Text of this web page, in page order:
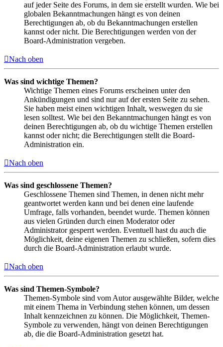
auf jeder Seite des Forums, in dem sie erstellt wurden. Wie bei
globalen Bekanntmachungen hängt es von deinen
Berechtigungen ab, ob du Bekanntmachungen erstellen
kannst oder nicht. Die Berechtigungen werden von der
Board-Administration vergeben.
Nach oben
Was sind wichtige Themen?
Wichtige Themen eines Forums erscheinen unter den
Ankündigungen und sind nur auf der ersten Seite zu sehen.
Sie haben meist einen wichtigen Inhalt, weswegen du sie
lesen solltest. Wie bei den Bekanntmachungen hängt es von
deinen Berechtigungen ab, ob du wichtige Themen erstellen
kannst oder nicht; die Berechtigungen stellt die Board-
Administration ein.
Nach oben
Was sind geschlossene Themen?
Geschlossene Themen sind Themen, in denen nicht mehr
geantwortet werden kann und bei denen eine laufende
Umfrage, falls vorhanden, beendet wurde. Themen können
aus vielen Gründen durch einen Moderator oder
Administrator gesperrt werden. Eventuell hast du auch die
Möglichkeit, deine eigenen Themen zu schließen, sofern dies
durch die Board-Administration erlaubt wurde.
Nach oben
Was sind Themen-Symbole?
Themen-Symbole sind vom Autor ausgewählte Bilder, welche
mit einem Thema in Verbindung stehen können, um dessen
Inhalt kennzeichnen zu können. Die Möglichkeit, Themen-
Symbole zu verwenden, hängt von deinen Berechtigungen
ab, die die Board-Administration gesetzt hat.